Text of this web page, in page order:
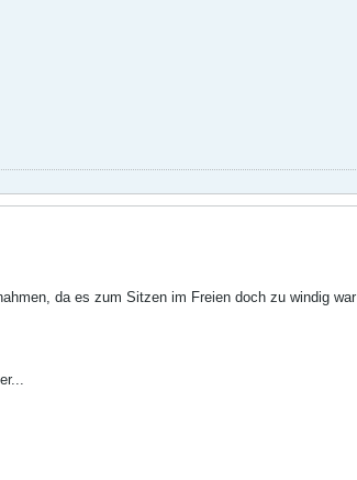
da es zum Sitzen im Freien doch zu windig war